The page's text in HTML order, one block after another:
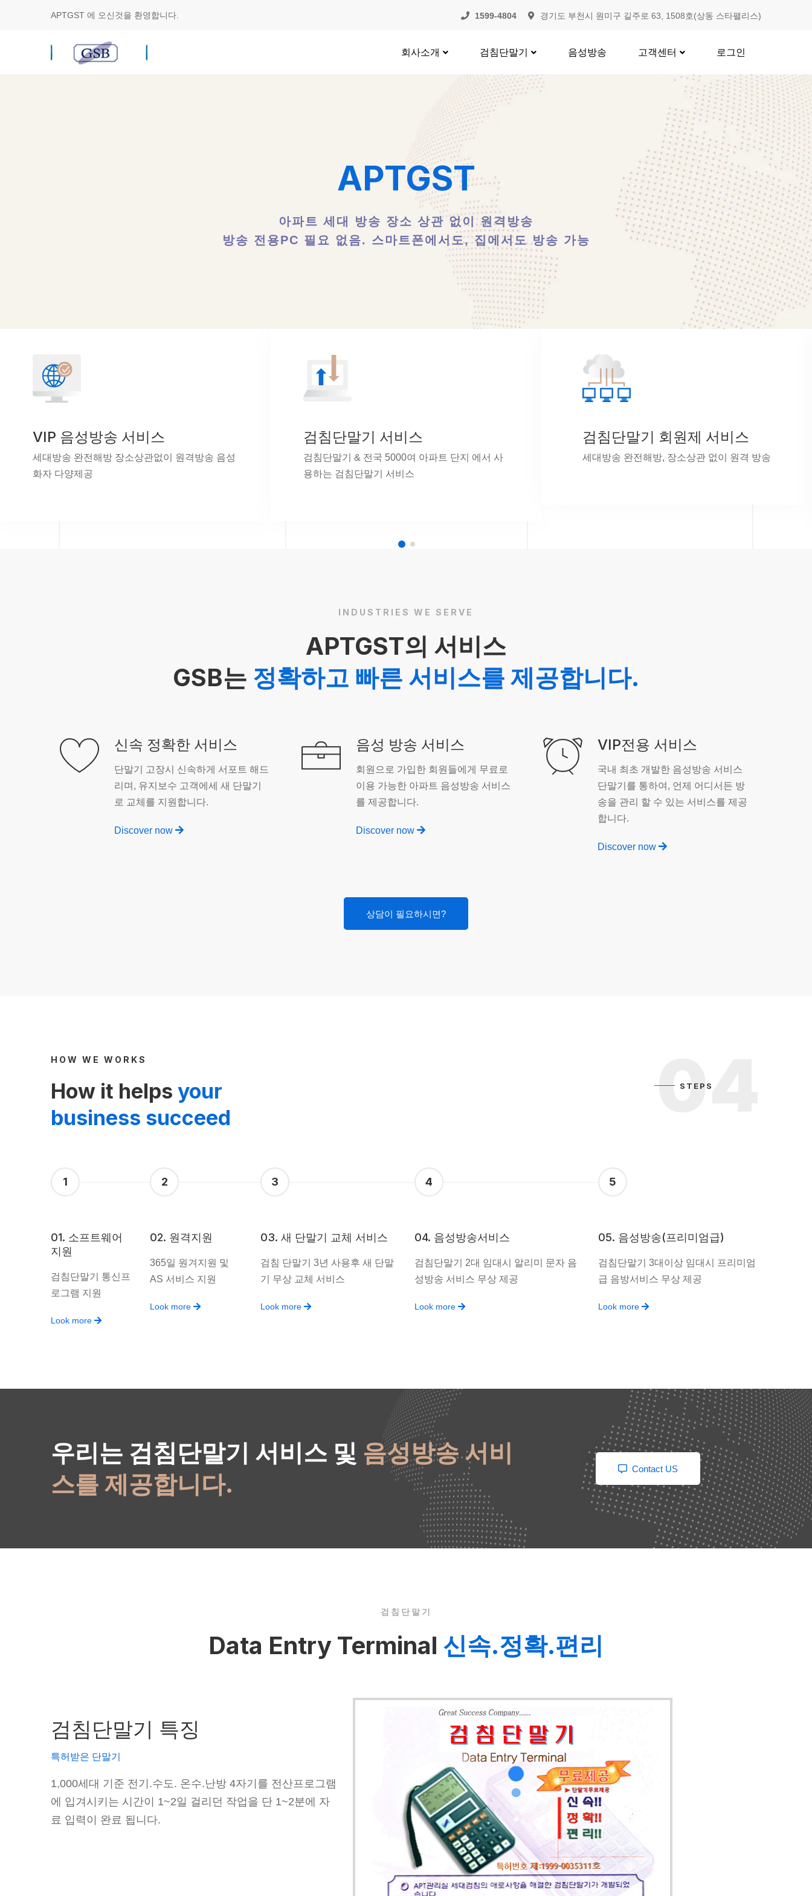
APTGST 에 오신것을 환영합니다. 1599-4804 경기도 부천시 원미구 길주로 63, 1508호(상동 스타팰리스)
회사소개 검침단말기 음성방송 고객센터 로그인
APTGST
아파트 세대 방송 장소 상관 없이 원격방송
방송 전용PC 필요 없음. 스마트폰에서도, 집에서도 방송 가능
VIP 음성방송 서비스
세대방송 완전해방 장소상관없이 원격방송 음성
화자 다양제공
검침단말기 서비스
검침단말기 & 전국 5000여 아파트 단지 에서 사
용하는 검침단말기 서비스
검침단말기 회원제 서비스
세대방송 완전해방, 장소상관 없이 원격 방송
INDUSTRIES WE SERVE
APTGST의 서비스
GSB는 정확하고 빠른 서비스를 제공합니다.
신속 정확한 서비스
단말기 고장시 신속하게 서포트 해드
리며, 유지보수 고객에세 새 단말기
로 교체를 지원합니다.
Discover now
음성 방송 서비스
회원으로 가입한 회원들에게 무료로
이용 가능한 아파트 음성방송 서비스
를 제공합니다.
Discover now
VIP전용 서비스
국내 최초 개발한 음성방송 서비스
단말기를 통하여, 언제 어디서든 방
송을 관리 할 수 있는 서비스를 제공
합니다.
Discover now
상담이 필요하시면?
HOW WE WORKS
How it helps your
business succeed
04
STEPS
1
01. 소프트웨어
지원
검침단말기 통신프
로그램 지원
Look more
2
02. 원격지원
365일 원겨지원 및
AS 서비스 지원
Look more
3
03. 새 단말기 교체 서비스
검침 단말기 3년 사용후 새 단말
기 무상 교체 서비스
Look more
4
04. 음성방송서비스
검침단말기 2대 임대시 알리미 문자 음
성방송 서비스 무상 제공
Look more
5
05. 음성방송(프리미엄급)
검침단말기 3대이상 임대시 프리미엄
급 음방서비스 무상 제공
Look more
우리는 검침단말기 서비스 및 음성방송 서비
스를 제공합니다.
Contact US
검침단말기
Data Entry Terminal 신속.정확.편리
검침단말기 특징
특허받은 단말기
1,000세대 기준 전기.수도. 온수.난방 4자기를 전산프로그램
에 입겨시키는 시간이 1~2일 걸리던 작업을 단 1~2분에 자
료 입력이 완료 됩니다.